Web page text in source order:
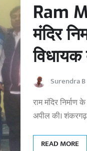
Ram
मंदिर
Surendra
राम मंदिर
अपील की।
READ MORE